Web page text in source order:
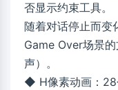
否显示约束工具。
随着对话停止而变
Game Over场景
声）。
◆ H像素动画：28